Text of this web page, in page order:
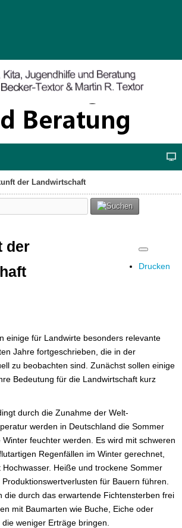
der Landwirtschaft
Drucken
der
einige für Landwirte besonders relevante
Jahre fortgeschrieben, die in der
zu beobachten sind. Zunächst sollen einige
Bedeutung für die Landwirtschaft kurz
durch die Zunahme der Welt-
werden in Deutschland die Sommer
feuchter werden. Es wird mit schweren
Regenfällen im Winter gerechnet,
Heiße und trockene Sommer
für Bauern führen.
die durch das erwartende Fichtensterben frei
mit Baumarten wie Buche, Eiche oder
weniger Erträge bringen.